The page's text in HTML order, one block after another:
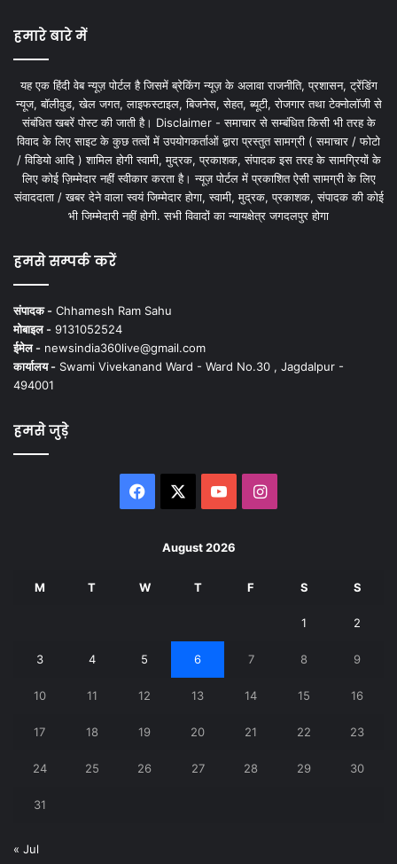
हमारे बारे में
यह एक हिंदी वेब न्यूज़ पोर्टल है जिसमें ब्रेकिंग न्यूज़ के अलावा राजनीति, प्रशासन, ट्रेंडिंग
न्यूज, बॉलीवुड, खेल जगत, लाइफस्टाइल, बिजनेस, सेहत, ब्यूटी, रोजगार तथा टेक्नोलॉजी से
संबंधित खबरें पोस्ट की जाती है। Disclaimer - समाचार से सम्बंधित किसी भी तरह के
विवाद के लिए साइट के कुछ तत्वों में उपयोगकर्ताओं द्वारा प्रस्तुत सामग्री ( समाचार / फोटो
/ विडियो आदि ) शामिल होगी स्वामी, मुद्रक, प्रकाशक, संपादक इस तरह के सामग्रियों के
लिए कोई ज़िम्मेदार नहीं स्वीकार करता है। न्यूज़ पोर्टल में प्रकाशित ऐसी सामग्री के लिए
संवाददाता / खबर देने वाला स्वयं जिम्मेदार होगा, स्वामी, मुद्रक, प्रकाशक, संपादक की कोई
भी जिम्मेदारी नहीं होगी. सभी विवादों का न्यायक्षेत्र जगदलपुर होगा
हमसे सम्पर्क करें
संपादक - Chhamesh Ram Sahu
मोबाइल - 9131052524
ईमेल - newsindia360live@gmail.com
कार्यालय - Swami Vivekanand Ward - Ward No.30 , Jagdalpur -
494001
हमसे जुड़े
Facebook YouTubeInstagram
August 2026
M T W T F S S
1 2
3 4 5 6 7 8 9
10 11 12 13 14 15 16
17 18 19 20 21 22 23
24 25 26 27 28 29 30
31
« Jul